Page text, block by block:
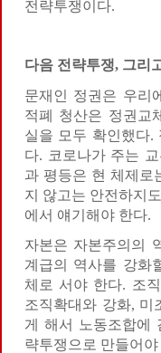
전략투쟁이다.
다음 전략투쟁, 그리
문재인 정권은 우리
적폐 청산은 정권교
실을 모두 확인했다.
다. 코로나가 주는
과 평등은 현 체제로
지 않고는 안전하지
에서 얘기해야 한다.
자본은 자본주의의
계급의 역사를 강화
체로 서야 한다. 조
조직확대와 강화, 미
게 해서 노동조합에
략투쟁으로 만들어야